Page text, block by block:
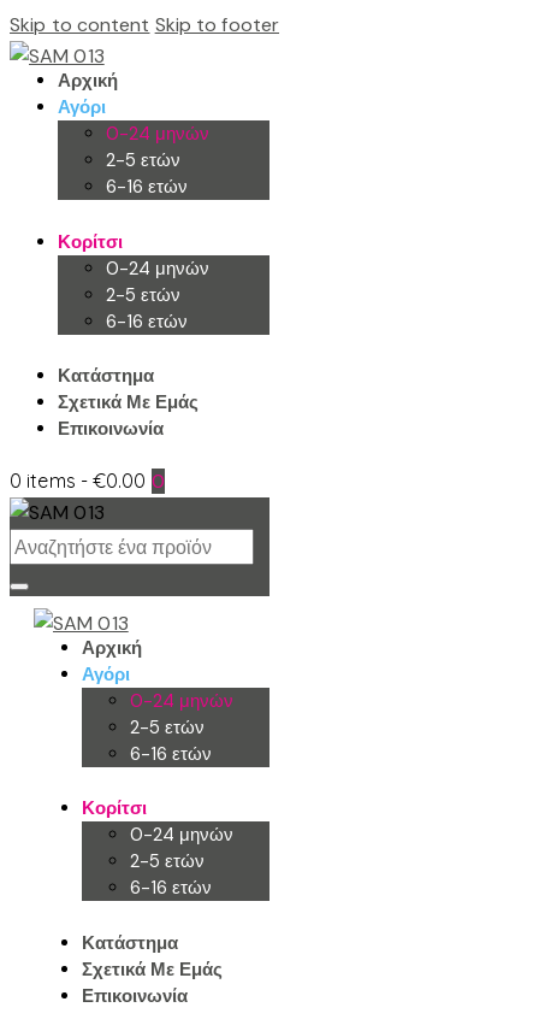
Skip to content Skip to footer
Αρχική
Αγόρι
0-24 μηνών
2-5 ετών
6-16 ετών
Κορίτσι
0-24 μηνών
2-5 ετών
6-16 ετών
Κατάστημα
Σχετικά Με Εμάς
Επικοινωνία
0 items -€0.00 0
Αρχική
Αγόρι
0-24 μηνών
2-5 ετών
6-16 ετών
Κορίτσι
0-24 μηνών
2-5 ετών
6-16 ετών
Κατάστημα
Σχετικά Με Εμάς
Επικοινωνία